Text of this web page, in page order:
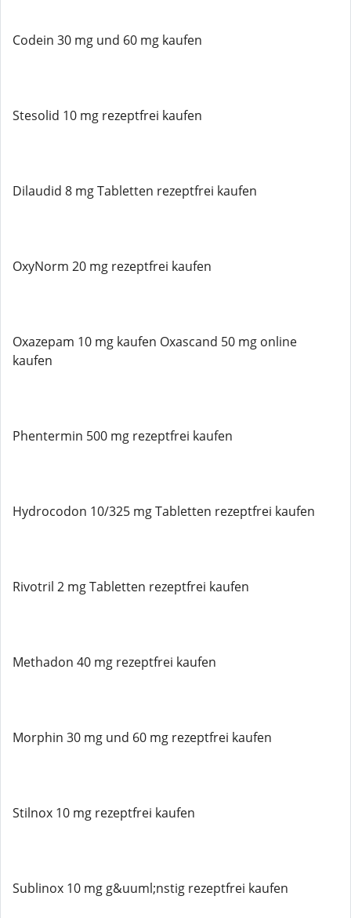
Codein 30 mg und 60 mg kaufen
Stesolid 10 mg rezeptfrei kaufen
Dilaudid 8 mg Tabletten rezeptfrei kaufen
OxyNorm 20 mg rezeptfrei kaufen
Oxazepam 10 mg kaufen Oxascand 50 mg online
kaufen
Phentermin 500 mg rezeptfrei kaufen
Hydrocodon 10/325 mg Tabletten rezeptfrei kaufen
Rivotril 2 mg Tabletten rezeptfrei kaufen
Methadon 40 mg rezeptfrei kaufen
Morphin 30 mg und 60 mg rezeptfrei kaufen
Stilnox 10 mg rezeptfrei kaufen
Sublinox 10 mg g&uuml;nstig rezeptfrei kaufen